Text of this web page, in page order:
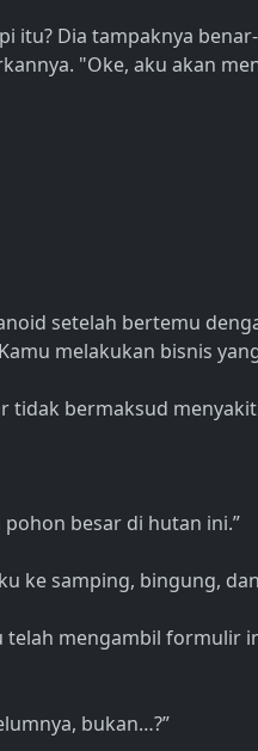
itu? Dia tampaknya
"Oke, aku akan
setelah bertemu
melakukan bisnis
tidak bermaksud
besar di hutan ini.”
ke samping, bingung,
telah mengambil formulir
bukan…?”